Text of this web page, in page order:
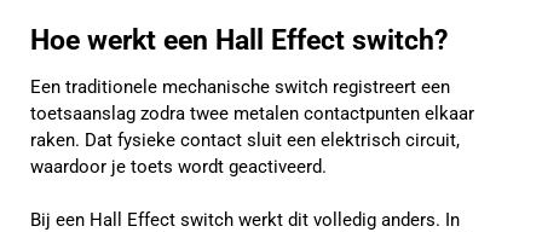
Hoe werkt een Hall Effect switch?
Een traditionele mechanische switch registreert een
toetsaanslag zodra twee metalen contactpunten elkaar
raken. Dat fysieke contact sluit een elektrisch circuit,
waardoor je toets wordt geactiveerd.
Bij een Hall Effect switch werkt dit volledig anders. In